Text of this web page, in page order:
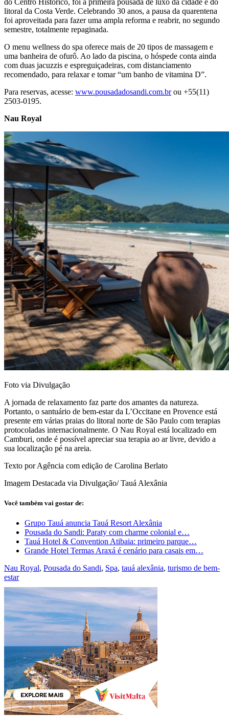
do Centro Histórico, foi a primeira pousada de luxo da cidade e do
litoral da Costa Verde. Celebrando 30 anos, a pausa da quarentena
foi aproveitada para fazer uma ampla reforma e reabrir, no segundo
semestre, totalmente repaginada.
O menu wellness do spa oferece mais de 20 tipos de massagem e
uma banheira de ofurô. Ao lado da piscina, o hóspede conta ainda
com duas jacuzzis e espreguiçadeiras, com distanciamento
recomendado, para relaxar e tomar “um banho de vitamina D”.
Para reservas, acesse: www.pousadadosandi.com.brou +55(11)
2503-0195.
Nau Royal
Foto via Divulgação
A jornada de relaxamento faz parte dos amantes da natureza.
Portanto, o santuário de bem-estar da L’Occitane en Provence está
presente em várias praias do litoral norte de São Paulo com terapias
protocoladas internacionalmente. O Nau Royal está localizado em
Camburi, onde é possível apreciar sua terapia ao ar livre, devido a
sua localização pé na areia.
Texto por Agência com edição de Carolina Berlato
Imagem Destacada via Divulgação/ Tauá Alexânia
Você também vai gostar de:
Grupo Tauá anuncia Tauá Resort Alexânia
Pousada do Sandi: Paraty com charme colonial e…
Tauá Hotel & Convention Atibaia: primeiro parque…
Grande Hotel Termas Araxá é cenário para casais em…
Nau Royal, Pousada do Sandi, Spa, tauá alexânia, turismo de bem-
estar